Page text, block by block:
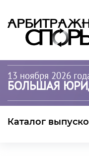
13 ноября 2026
БОЛЬШАЯ
Каталог